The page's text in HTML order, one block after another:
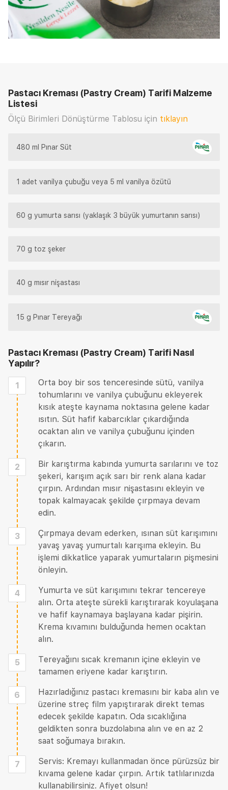
Pastacı Kreması (Pastry Cream) Tarifi Malzeme
Listesi
Ölçü Birimleri Dönüştürme Tablosu için tıklayın
480 ml Pınar Süt
1 adet vanilya çubuğu veya 5 ml vanilya özütü
60 g yumurta sarısı (yaklaşık 3 büyük yumurtanın sarısı)
70 g toz şeker
40 g mısır nişastası
15 g Pınar Tereyağı
Pastacı Kreması (Pastry Cream) Tarifi Nasıl
Yapılır?
1
Orta boy bir sos tenceresinde sütü, vanilya
tohumlarını ve vanilya çubuğunu ekleyerek
kısık ateşte kaynama noktasına gelene kadar
ısıtın. Süt hafif kabarcıklar çıkardığında
ocaktan alın ve vanilya çubuğunu içinden
çıkarın.
2
Bir karıştırma kabında yumurta sarılarını ve toz
şekeri, karışım açık sarı bir renk alana kadar
çırpın. Ardından mısır nişastasını ekleyin ve
topak kalmayacak şekilde çırpmaya devam
edin.
3
Çırpmaya devam ederken, ısınan süt karışımını
yavaş yavaş yumurtalı karışıma ekleyin. Bu
işlemi dikkatlice yaparak yumurtaların pişmesini
önleyin.
4
Yumurta ve süt karışımını tekrar tencereye
alın. Orta ateşte sürekli karıştırarak koyulaşana
ve hafif kaynamaya başlayana kadar pişirin.
Krema kıvamını bulduğunda hemen ocaktan
alın.
5
Tereyağını sıcak kremanın içine ekleyin ve
tamamen eriyene kadar karıştırın.
6
Hazırladığınız pastacı kremasını bir kaba alın ve
üzerine streç film yapıştırarak direkt temas
edecek şekilde kapatın. Oda sıcaklığına
geldikten sonra buzdolabına alın ve en az 2
saat soğumaya bırakın.
7
Servis: Kremayı kullanmadan önce pürüzsüz bir
kıvama gelene kadar çırpın. Artık tatlılarınızda
kullanabilirsiniz. Afiyet olsun!